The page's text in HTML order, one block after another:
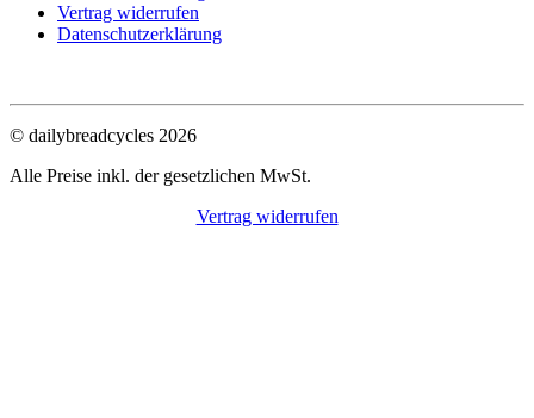
Vertrag widerrufen
Datenschutzerklärung
© dailybreadcycles 2026
Alle Preise inkl. der gesetzlichen MwSt.
Vertrag widerrufen